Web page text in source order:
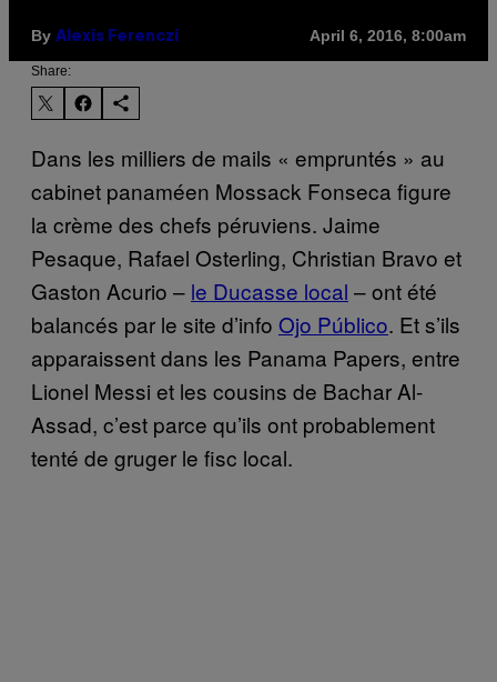
By Alexis Ferenczi April 6, 2016, 8:00am
Share:
Dans les milliers de mails « empruntés » au
cabinet panaméen Mossack Fonseca figure
la crème des chefs péruviens. Jaime
Pesaque, Rafael Osterling, Christian Bravo et
Gaston Acurio – le Ducasse local – ont été
balancés par le site d’info Ojo Público. Et s’ils
apparaissent dans les Panama Papers, entre
Lionel Messi et les cousins de Bachar Al-
Assad, c’est parce qu’ils ont probablement
tenté de gruger le fisc local.